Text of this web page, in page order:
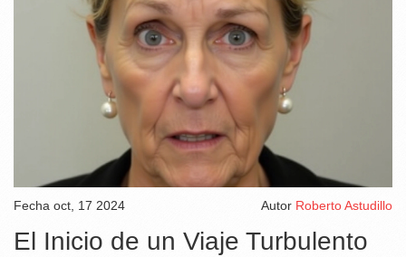
Fecha oct, 17 2024 Autor Roberto Astudillo
El Inicio de un Viaje Turbulento